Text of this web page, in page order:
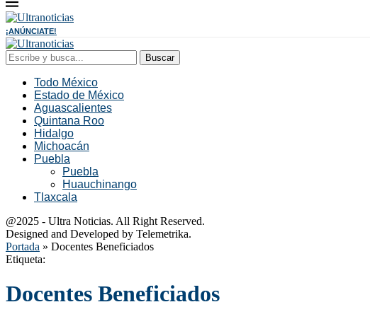
¡ANÚNCIATE!
Buscar
Todo México
Estado de México
Aguascalientes
Quintana Roo
Hidalgo
Michoacán
Puebla
Puebla
Huauchinango
Tlaxcala
@2025 - Ultra Noticias. All Right Reserved.
Designed and Developed by Telemetrika.
Portada » Docentes Beneficiados
Etiqueta:
Docentes Beneficiados